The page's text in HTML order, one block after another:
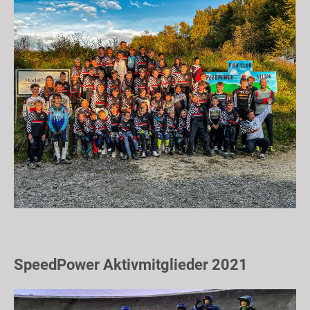
SpeedPower Aktivmitglieder 2021